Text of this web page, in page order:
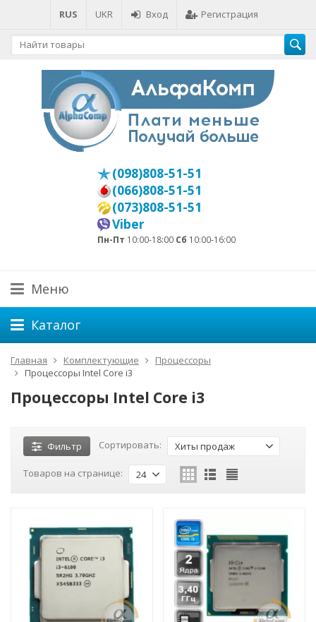
RUS UKR Вход Регистрация
(098)808-51-51
(066)808-51-51
(073)808-51-51
Viber
Пн-Пт 10:00-18:00 Сб 10:00-16:00
Меню
Каталог
Главная Комплектующие
Процессоры
Процессоры Intel Core i3
Процессоры Intel Core i3
Фильтр Сортировать: Хиты продаж
Товаров на странице: 24